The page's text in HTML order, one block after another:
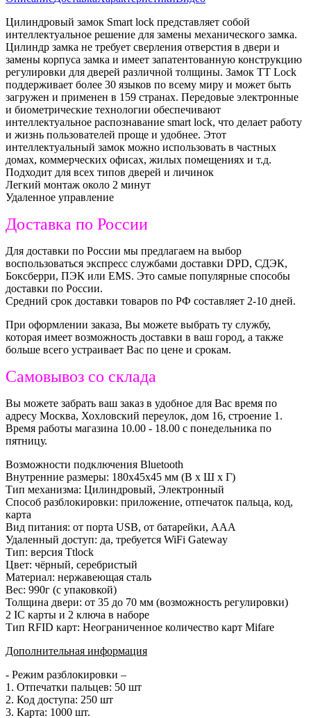
Цилиндровый замок Smart lock представляет собой
интеллектуальное решение для замены механического замка.
Цилиндр замка не требует сверления отверстия в двери и
замены корпуса замка и имеет запатентованную конструкцию
регулировки для дверей различной толщины. Замок TT Lock
поддерживает более 30 языков по всему миру и может быть
загружен и применен в 159 странах. Передовые электронные
и биометрические технологии обеспечивают
интеллектуальное распознавание smart lock, что делает работу
и жизнь пользователей проще и удобнее. Этот
интеллектуальный замок можно использовать в частных
домах, коммерческих офисах, жилых помещениях и т.д.
Подходит для всех типов дверей и личинок
Легкий монтаж около 2 минут
Удаленное управление
Доставка по России
Для доставки по России мы предлагаем на выбор
воспользоваться экспресс службами доставки DPD, СДЭК,
Боксберри, ПЭК или ЕМS. Это самые популярные способы
доставки по России.
Средний срок доставки товаров по РФ составляет 2-10 дней.
При оформлении заказа, Вы можете выбрать ту службу,
которая имеет возможность доставки в ваш город, а также
больше всего устраивает Вас по цене и срокам.
Самовывоз со склада
Вы можете забрать ваш заказ в удобное для Вас время по
адресу Москва, Хохловский переулок, дом 16, строение 1.
Время работы магазина 10.00 - 18.00 с понедельника по
пятницу.
Возможности подключения Bluetooth
Внутренние размеры: 180x45x45 мм (В х Ш х Г)
Тип механизма: Цилиндровый, Электронный
Способ разблокировки: приложение, отпечаток пальца, код,
карта
Вид питания: от порта USB, от батарейки, AAA
Удаленный доступ: да, требуется WiFi Gateway
Тип: версия Ttlock
Цвет: чёрный, серебристый
Материал: нержавеющая сталь
Вес: 990г (с упаковкой)
Толщина двери: от 35 до 70 мм (возможность регулировки)
2 IC карты и 2 ключа в наборе
Тип RFID карт: Неограниченное количество карт Mifare
Дополнительная информация
- Режим разблокировки –
1. Отпечатки пальцев: 50 шт
2. Код доступа: 250 шт
3. Карта: 1000 шт.